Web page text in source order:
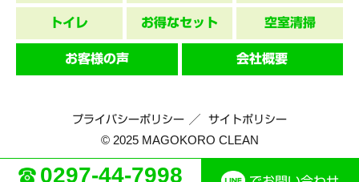
0297-44-7998
トイレ お得なセット 空室清掃
お客様の声 会社概要
プライバシーポリシー サイトポリシー
© 2025 MAGOKORO CLEAN